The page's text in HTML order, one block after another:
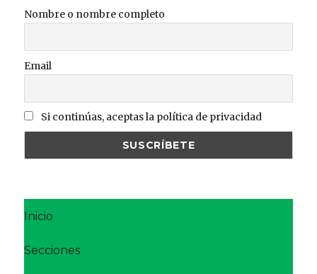
Nombre o nombre completo
Email
Si continúas, aceptas la política de privacidad
Inicio
Secciones